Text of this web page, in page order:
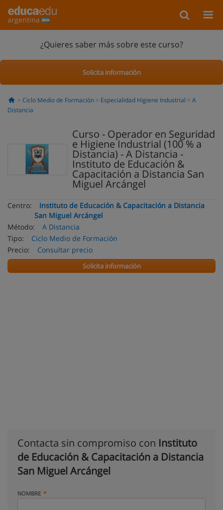
argentina
¿Quieres saber más sobre este curso?
Solicita información
Ciclo Medio de Formación Especialidad Higiene Industrial
A
Distancia
Curso - Operador en Seguridad
e Higiene Industrial (100 % a
Distancia) - A Distancia -
Instituto de Educación &
Capacitación a Distancia San
Miguel Arcángel
Centro:
Instituto de Educación & Capacitación a Distancia
San Miguel Arcángel
Método:
A Distancia
Tipo:
Ciclo Medio de Formación
Precio:
Consultar precio
Solicita información
Contacta sin compromiso con Instituto
de Educación & Capacitación a Distancia
San Miguel Arcángel
NOMBRE